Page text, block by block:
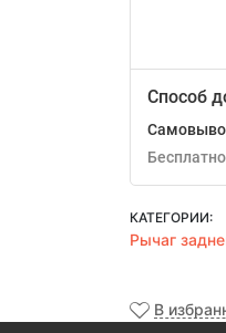
Способ
Бесплатно
КАТЕГОРИИ:
Рычаг
В